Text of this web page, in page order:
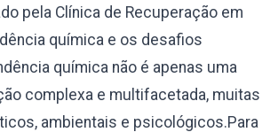
pela Clínica de Recuperação em
química e os desafios
química não é apenas uma
complexa e multifacetada, muitas
ambientais e psicológicos.Para